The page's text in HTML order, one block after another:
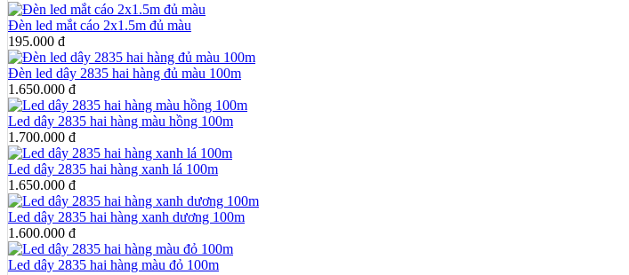
Đèn led mắt cáo 2x1.5m đủ màu
195.000 đ
Đèn led dây 2835 hai hàng đủ màu 100m
1.650.000 đ
Led dây 2835 hai hàng màu hồng 100m
1.700.000 đ
Led dây 2835 hai hàng xanh lá 100m
1.650.000 đ
Led dây 2835 hai hàng xanh dương 100m
1.600.000 đ
Led dây 2835 hai hàng màu đỏ 100m